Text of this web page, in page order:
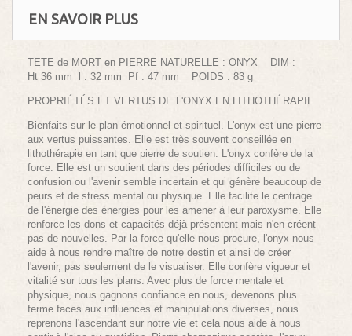
EN SAVOIR PLUS
TETE de MORT en PIERRE NATURELLE : ONYX DIM :
Ht 36 mm l : 32 mm Pf : 47 mm POIDS : 83 g
PROPRIÉTÉS ET VERTUS DE L'ONYX EN LITHOTHÉRAPIE
Bienfaits sur le plan émotionnel et spirituel. L'onyx est une pierre
aux vertus puissantes. Elle est très souvent conseillée en
lithothérapie en tant que pierre de soutien. L'onyx confère de la
force. Elle est un soutient dans des périodes difficiles ou de
confusion ou l'avenir semble incertain et qui génère beaucoup de
peurs et de stress mental ou physique. Elle facilite le centrage
de l'énergie des énergies pour les amener à leur paroxysme. Elle
renforce les dons et capacités déjà présentent mais n'en créent
pas de nouvelles. Par la force qu'elle nous procure, l'onyx nous
aide à nous rendre maître de notre destin et ainsi de créer
l'avenir, pas seulement de le visualiser. Elle confère vigueur et
vitalité sur tous les plans. Avec plus de force mentale et
physique, nous gagnons confiance en nous, devenons plus
ferme faces aux influences et manipulations diverses, nous
reprenons l'ascendant sur notre vie et cela nous aide à nous